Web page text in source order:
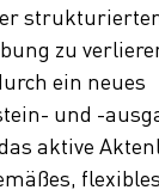
zu
ein neues
und -
aktive
flexibles